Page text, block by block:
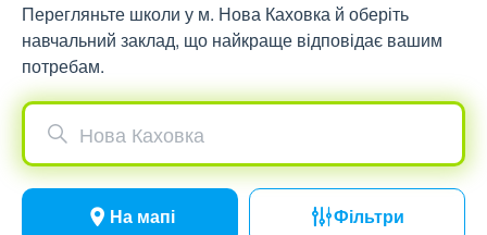
Перегляньте школи у м. Нова Каховка й оберіть
навчальний заклад, що найкраще відповідає вашим
потребам.
Нова Каховка
На мапі Фільтри